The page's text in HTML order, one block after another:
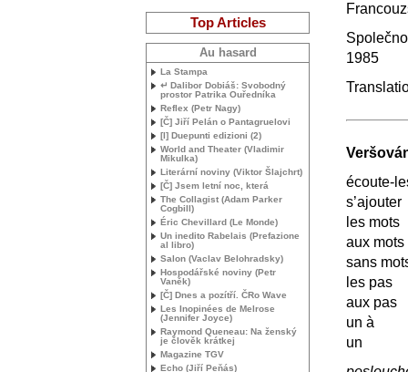
1985
écoute-
s’ajouter
les mots
aux mots
sans
les pas
aux pas
un à
un
Top Articles
Au hasard
La Stampa
↵ Dalibor Dobiáš: Svobodný
prostor Patrika Ouředníka
Reflex (Petr Nagy)
[Č] Jiří Pelán o Pantagruelovi
[I] Duepunti edizioni (2)
World and Theater (Vladimir
Mikulka)
Literární noviny (Viktor Šlajchrt)
[Č] Jsem letní noc, která
The Collagist (Adam Parker
Cogbill)
Éric Chevillard (Le Monde)
Un inedito Rabelais (Prefazione
al libro)
Salon (Vaclav Belohradsky)
Hospodářské noviny (Petr
Vaněk)
[Č] Dnes a pozítří. ČRo Wave
Les Inopinées de Melrose
(Jennifer Joyce)
Raymond Queneau: Na ženský
je člověk krátkej
Magazine TGV
Echo (Jiří Peňás)